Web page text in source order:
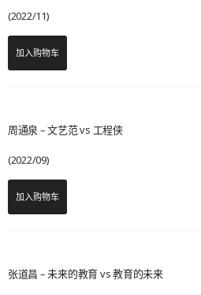
(2022/11)
加入购物车
周通泉 – 文艺范 vs 工程侠
(2022/09)
加入购物车
张道昌 – 未来的教育 vs 教育的未来